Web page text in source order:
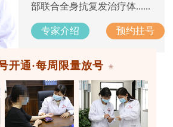
部联合全身抗复发治疗体......
专家介绍 预约挂号
开通·每周限量放号